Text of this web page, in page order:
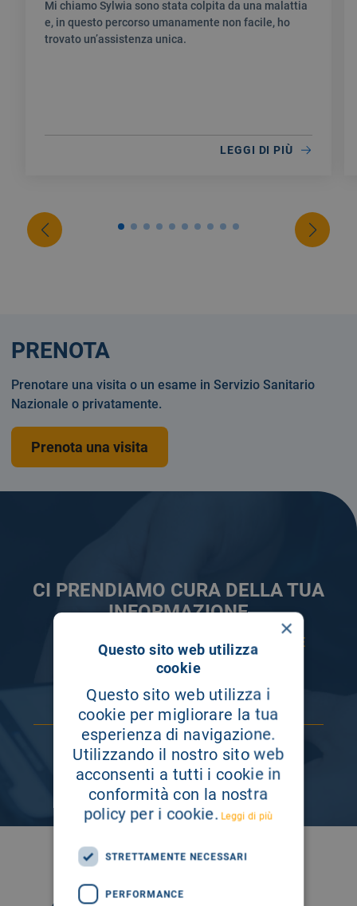
Mi chiamo Sylwia sono stata colpita da una malattia
e, in questo percorso umanamente non facile, ho
trovato un’assistenza unica.
LEGGI DI PIÙ
CI PRENDIAMO CURA DELLA TUA
INFORMAZIONE
ISCRIVITI AI NOSTRI CANALI PER RESTARE
SEMPRE AGGIORNATO
PRENOTA
Prenotare una visita o un esame in Servizio Sanitario
Nazionale o privatamente.
Prenota una visita
SEGUICI SU
×
Questo sito web utilizza
cookie
Questo sito web utilizza i
cookie per migliorare la tua
esperienza di navigazione.
Utilizzando il nostro sito web
acconsenti a tutti i cookie in
conformità con la nostra
policy per i cookie. Leggi di più
STRETTAMENTE NECESSARI
PERFORMANCE